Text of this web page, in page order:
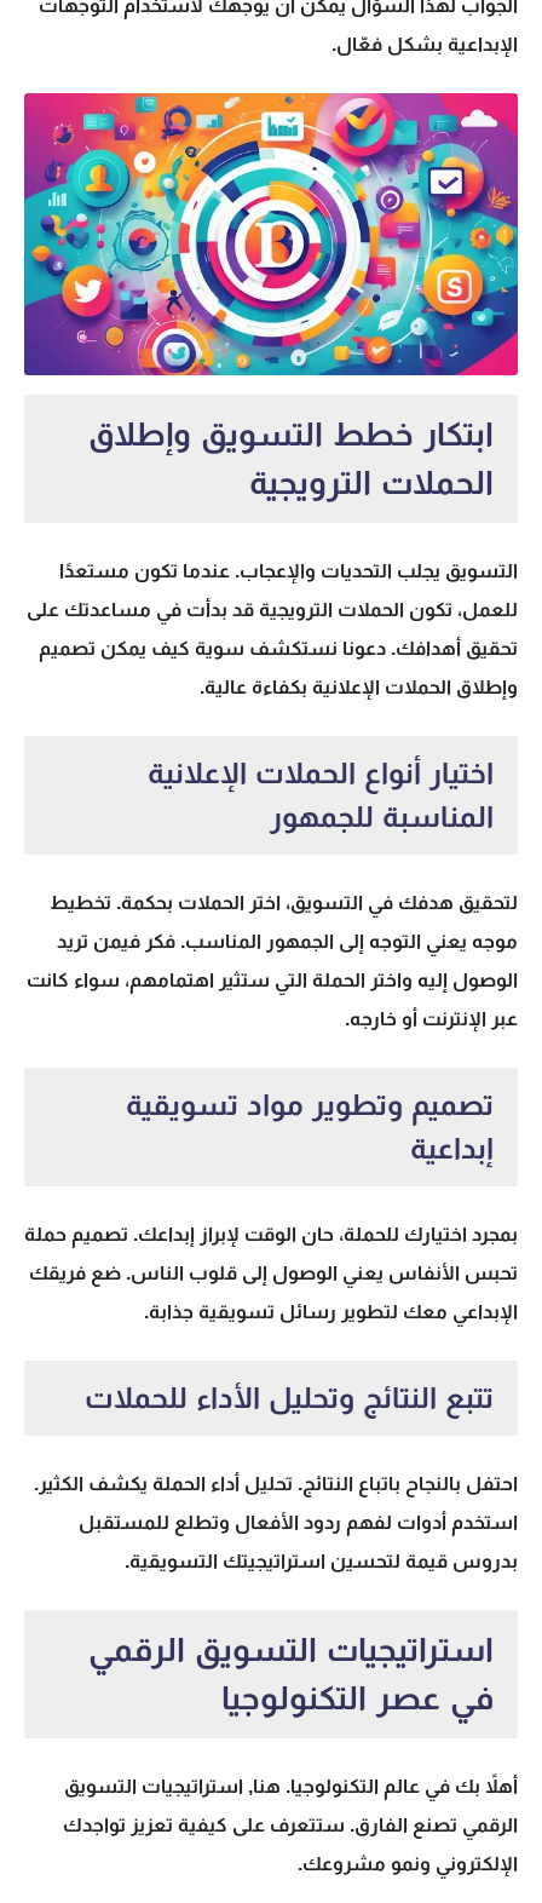
الجواب لهذا السؤال يمكن أن يوجهك لاستخدام التوجهات
الإبداعية بشكل فعّال.
ابتكار خطط التسويق وإطلاق
الحملات الترويجية
التسويق يجلب التحديات والإعجاب. عندما تكون مستعدًا
للعمل، تكون الحملات الترويجية قد بدأت في مساعدتك على
تحقيق أهدافك. دعونا نستكشف سوية كيف يمكن تصميم
وإطلاق الحملات الإعلانية بكفاءة عالية.
اختيار أنواع الحملات الإعلانية
المناسبة للجمهور
لتحقيق هدفك في التسويق، اختر الحملات بحكمة. تخطيط
موجه يعني التوجه إلى الجمهور المناسب. فكر فيمن تريد
الوصول إليه واختر الحملة التي ستثير اهتمامهم، سواء كانت
عبر الإنترنت أو خارجه.
تصميم وتطوير مواد تسويقية
إبداعية
بمجرد اختيارك للحملة، حان الوقت لإبراز إبداعك. تصميم حملة
تحبس الأنفاس يعني الوصول إلى قلوب الناس. ضع فريقك
الإبداعي معك لتطوير رسائل تسويقية جذابة.
تتبع النتائج وتحليل الأداء للحملات
احتفل بالنجاح باتباع النتائج. تحليل أداء الحملة يكشف الكثير.
استخدم أدوات لفهم ردود الأفعال وتطلع للمستقبل
بدروس قيمة لتحسين استراتيجيتك التسويقية.
استراتيجيات التسويق الرقمي
في عصر التكنولوجيا
أهلاً بك في عالم التكنولوجيا. هنا, استراتيجيات التسويق
الرقمي تصنع الفارق. ستتعرف على كيفية تعزيز تواجدك
الإلكتروني ونمو مشروعك.